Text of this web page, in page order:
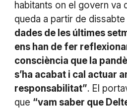
habitants on el govern va
queda a partir de
dades de les últimes
ens han de fer
consciència que la
s’ha acabat i cal actuar
responsabilitat”. El
que “vam saber que